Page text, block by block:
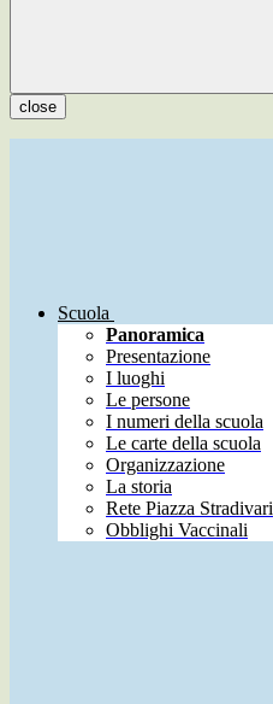
close
Scuola
Panoramica
Presentazione
I luoghi
Le persone
I numeri della scuola
Le carte della scuola
Organizzazione
La storia
Rete Piazza Stradivari
Obblighi Vaccinali